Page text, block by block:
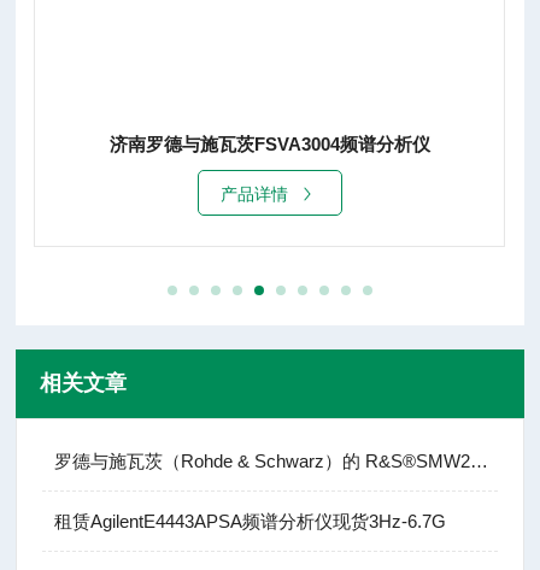
济南罗德与施瓦茨FSVA3004频谱分析仪
产品详情
相关文章
罗德与施瓦茨（Rohde & Schwarz）的 R&S®SMW200A
租赁AgilentE4443APSA频谱分析仪现货3Hz-6.7G